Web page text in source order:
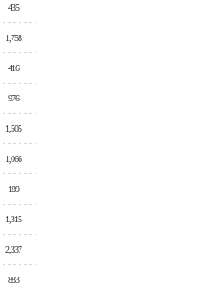
435
1,758
416
976
1,505
1,066
189
1,315
2,337
883